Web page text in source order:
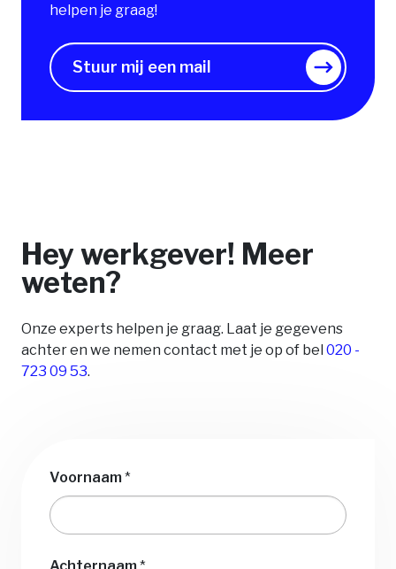
helpen je graag!
Stuur mij een mail
Hey werkgever! Meer
weten?
Onze experts helpen je graag. Laat je gegevens
achter en we nemen contact met je op of bel 020 -
723 09 53.
Voornaam*